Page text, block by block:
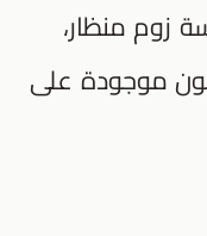
زوم منظار،
موجودة على